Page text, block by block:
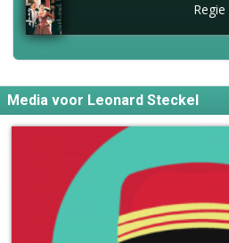
Regie
Media voor Leonard Steckel